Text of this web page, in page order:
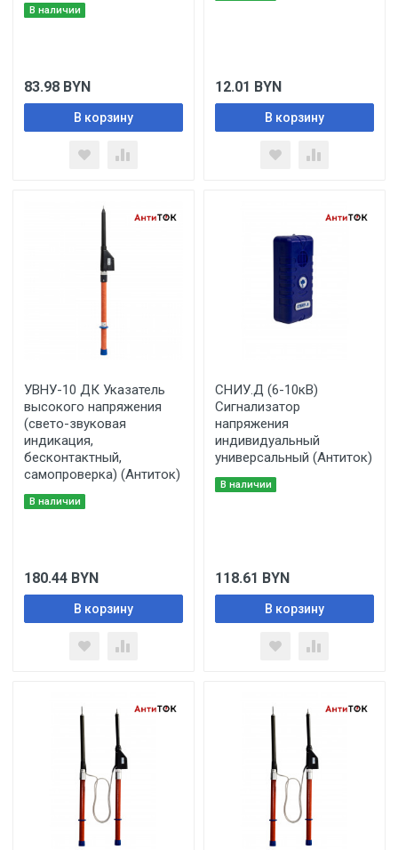
В наличии
83.98 BYN
В корзину
12.01 BYN
В корзину
УВНУ-10 ДК Указатель
высокого напряжения
(свето-звуковая
индикация,
бесконтактный,
самопроверка) (Антиток)
В наличии
180.44 BYN
В корзину
СНИУ.Д (6-10кВ)
Сигнализатор
напряжения
индивидуальный
универсальный (Антиток)
В наличии
118.61 BYN
В корзину